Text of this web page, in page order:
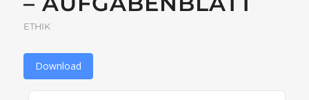
ETHIK
Download